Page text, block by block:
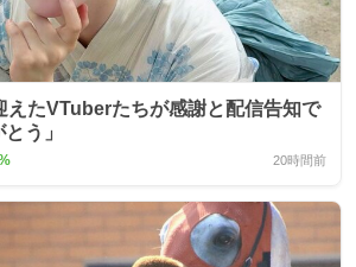
えたVTuberたちが感謝と配信告知で
う」
20時間前